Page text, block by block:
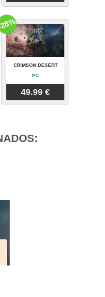
CRIMSON DESERT
PC
49.99 €